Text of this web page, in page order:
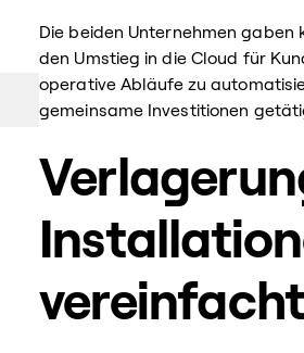
Die beiden Unternehmen
den Umstieg in die Cloud für
operative Abläufe zu
gemeinsame Investitionen
vereinfacht